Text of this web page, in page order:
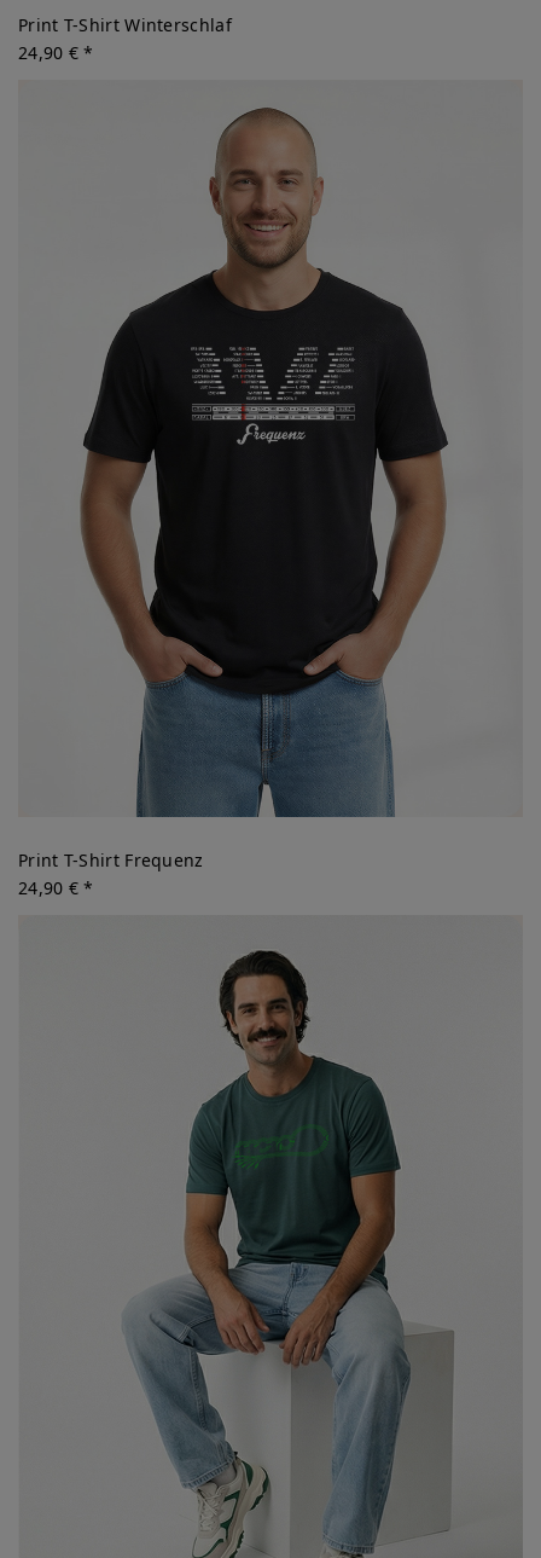
Print T-Shirt Winterschlaf
24,90 € *
Print T-Shirt Frequenz
24,90 € *